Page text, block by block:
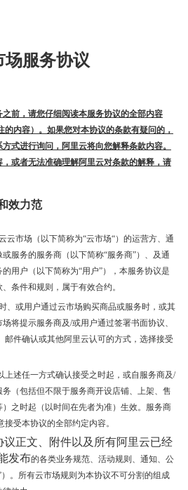
场服务协议
前，请您仔细阅读本服务协议的全部内容
的内容）。如果您对本协议的条款有疑问的，
式进行询问，阿里云将向您解释条款内容。
或者无法准确理解阿里云对条款的解释，请
效力范
云市场（以下简称为“云市场“）的运营方、通
服务的服务商（以下简称“服务商”）、及通
用户（以下简称为“用户”），本服务协议是
条件和规则，属于有效合约。
、或用户通过云市场购买商品或服务时，或其
将提示服务商及/或用户通过签署书面协议、
邮件确认或其他阿里云认可的方式，选择接受
上述任一方式确认接受之时起，或自服务商及/
（包括但不限于服务商开设店铺、上架、售
之时起（以时间在先者为准）生效。服务商
受本协议的全部约定内容。
议正文、附件以及所有阿里云已经
发布的各类业务规范、活动规则、通知、公
。所有云市场规则为本协议不可分割的组成